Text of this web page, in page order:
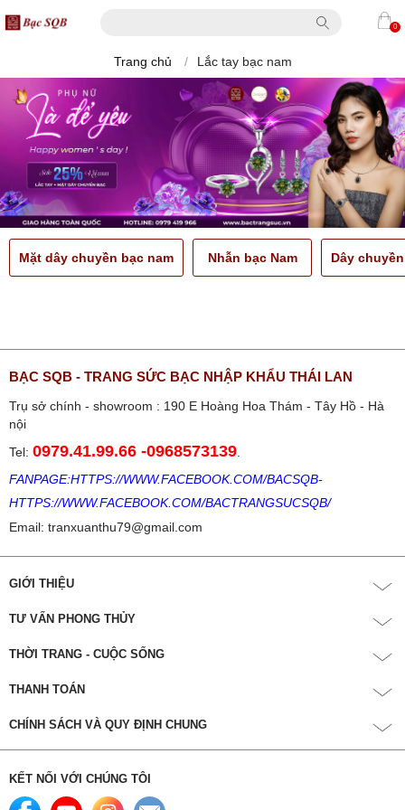
0
Trang chủ / Lắc tay bạc nam
Mặt dây chuyền bạc nam Nhẫn bạc Nam Dây
BẠC SQB - TRANG SỨC BẠC NHẬP KHẨU THÁI LAN
Trụ sở chính - showroom : 190 E Hoàng Hoa Thám - Tây Hồ - Hà
nội
Tel: 0979.41.99.66 -0968573139
FANPAGE:HTTPS://WWW.FACEBOOK.COM/BACSQB-
HTTPS://WWW.FACEBOOK.COM/BACTRANGSUCSQB/
Email: tranxuanthu79@gmail.com
GIỚI THIỆU
TƯ VẤN PHONG THỦY
THỜI TRANG - CUỘC SỐNG
THANH TOÁN
CHÍNH SÁCH VÀ QUY ĐỊNH CHUNG
KẾT NỐI VỚI CHÚNG TÔI